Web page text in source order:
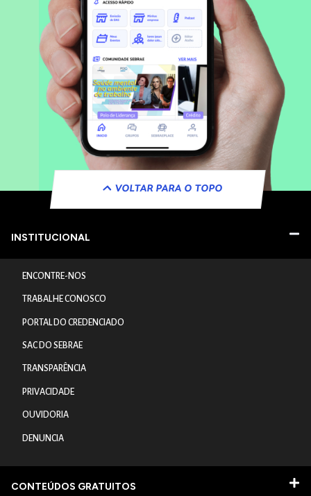
VOLTAR PARA O TOPO
INSTITUCIONAL
ENCONTRE-NOS
TRABALHE CONOSCO
PORTAL DO CREDENCIADO
SAC DO SEBRAE
TRANSPARÊNCIA
PRIVACIDADE
OUVIDORIA
DENUNCIA
CONTEÚDOS GRATUITOS